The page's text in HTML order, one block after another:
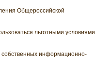
Общероссийской
льготными условиями
собственных информационно-